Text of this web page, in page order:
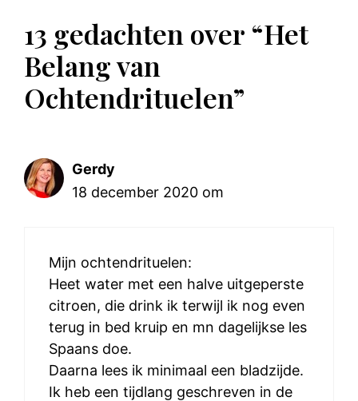
13 gedachten over “Het
Belang van
Ochtendrituelen”
Gerdy
18 december 2020 om
Mijn ochtendrituelen:
Heet water met een halve uitgeperste
citroen, die drink ik terwijl ik nog even
terug in bed kruip en mn dagelijkse les
Spaans doe.
Daarna lees ik minimaal een bladzijde.
Ik heb een tijdlang geschreven in de